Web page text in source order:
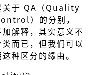
关于 QA（Quality
）的分别，
解释，其实意义不
而已，但我们可以
种区分的缘由。